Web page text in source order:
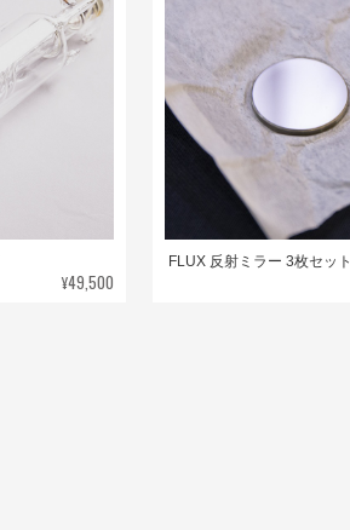
¥49,500
FLUX 反射ミラー 3枚セット